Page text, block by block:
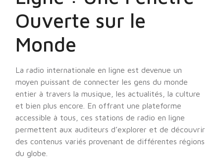
Ouverte sur le
Monde
La radio internationale en ligne est devenue un
moyen puissant de connecter les gens du monde
entier à travers la musique, les actualités, la culture
et bien plus encore. En offrant une plateforme
accessible à tous, ces stations de radio en ligne
permettent aux auditeurs d’explorer et de découvrir
des contenus variés provenant de différentes régions
du globe.